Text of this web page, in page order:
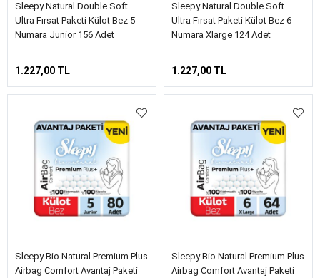
Sleepy Natural Double Soft
Ultra Fırsat Paketi Külot Bez 5
Numara Junior 156 Adet
1.227,00 TL
Sleepy Natural Double Soft
Ultra Fırsat Paketi Külot Bez 6
Numara Xlarge 124 Adet
1.227,00 TL
Sleepy Bio Natural Premium Plus
Airbag Comfort Avantaj Paketi
Sleepy Bio Natural Premium Plus
Airbag Comfort Avantaj Paketi